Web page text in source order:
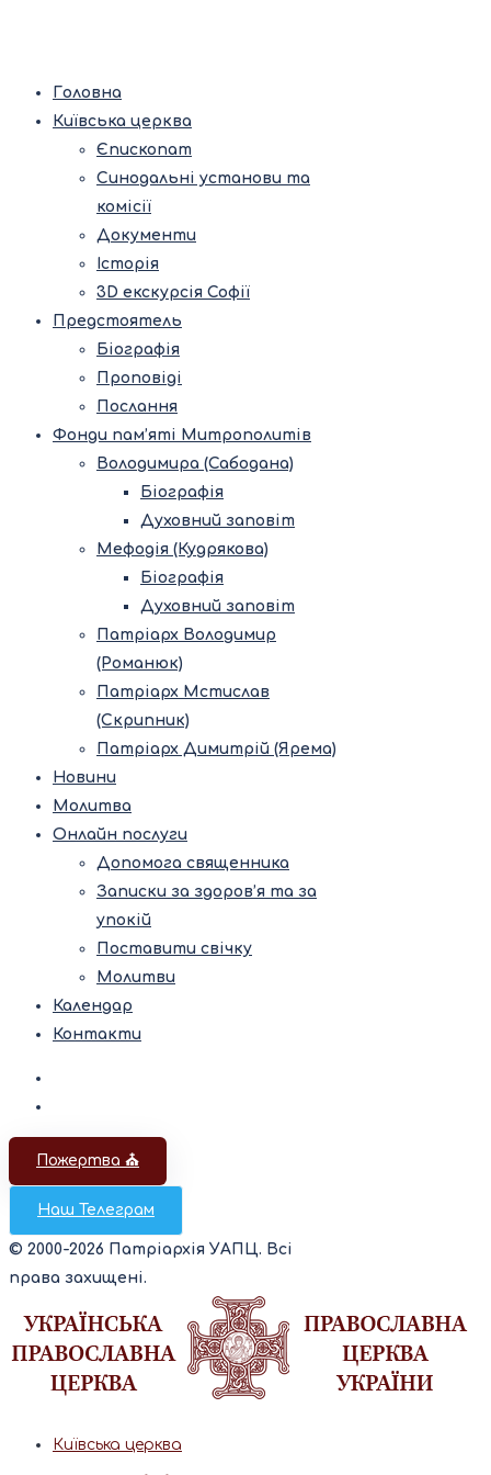
Головна
Київська церква
Єпископат
Синодальні установи та
комісії
Документи
Історія
3D екскурсія Софії
Предстоятель
Біографія
Проповіді
Послання
Фонди пам’яті Митрополитів
Володимира (Сабодана)
Біографія
Духовний заповіт
Мефодія (Кудрякова)
Біографія
Духовний заповіт
Патріарх Володимир
(Романюк)
Патріарх Мстислав
(Скрипник)
Патріарх Димитрій (Ярема)
Новини
Молитва
Онлайн послуги
Допомога священника
Записки за здоров’я та за
упокій
Поставити свічку
Молитви
Календар
Контакти
Пожертва ⛪️
Наш Телеграм
© 2000-2026 Патріархія УАПЦ. Всі
права захищені.
Київська церква